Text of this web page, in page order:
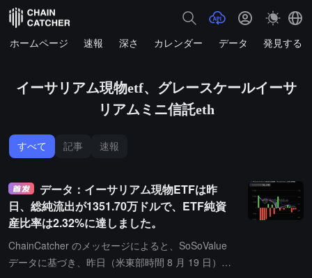
ホームページ 速報 深さ カレンダー データ 発見する
イーサリアム現物etf、グレースケールイーサ
リアムミニ信託eth
すべて 記事 速報
データ：イーサリアム現物ETFは昨
日、総純流出が1351.70万ドルで、ETF純資
産比率は2.32%に達しました。
ChainCatcher のメッセージによると、SoSoValue
データに基づき、昨日（米東部時間 8 月 19 日）に